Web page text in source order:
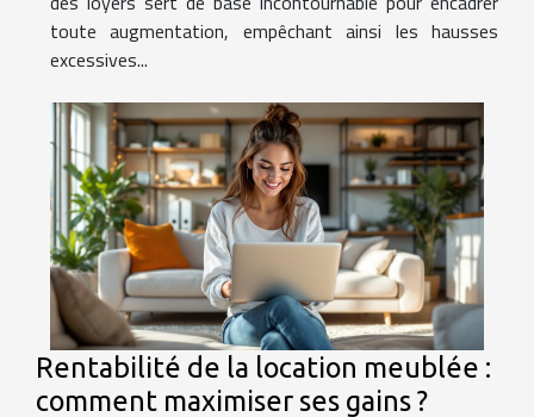
toute augmentation, empêchant ainsi les hausses
excessives...
Rentabilité de la location meublée :
comment maximiser ses gains ?